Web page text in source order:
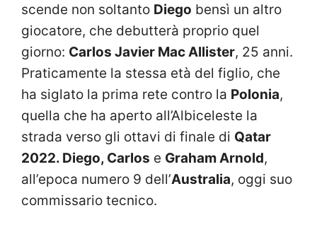
scende non soltanto Diego bensì un altro
giocatore, che debutterà proprio quel
giorno: Carlos Javier Mac Allister, 25 anni.
Praticamente la stessa età del figlio, che
ha siglato la prima rete contro la Polonia,
quella che ha aperto all’Albiceleste la
strada verso gli ottavi di finale di Qatar
2022. Diego, Carlos e Graham Arnold,
all’epoca numero 9 dell’Australia, oggi suo
commissario tecnico.